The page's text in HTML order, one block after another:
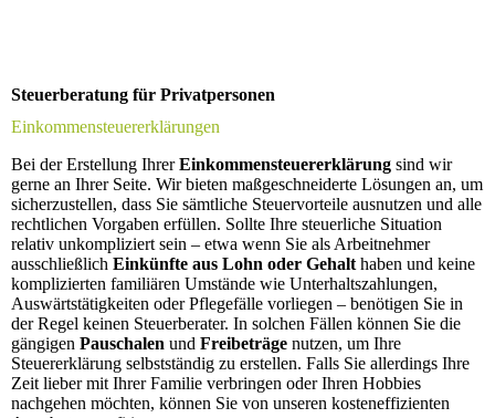
Steuerberatung für Privatpersonen
Einkommensteuererklärungen
Bei der Erstellung IhrerEinkommensteuererklärung sind wir
gerne an Ihrer Seite. Wir bieten maßgeschneiderte Lösungen an, um
sicherzustellen, dass Sie sämtliche Steuervorteile ausnutzen und alle
rechtlichen Vorgaben erfüllen. Sollte Ihre steuerliche Situation
relativ unkompliziert sein – etwa wenn Sie als Arbeitnehmer
ausschließlich Einkünfte aus Lohn oder Gehalt haben und keine
komplizierten familiären Umstände wie Unterhaltszahlungen,
Auswärtstätigkeiten oder Pflegefälle vorliegen – benötigen Sie in
der Regel keinen Steuerberater. In solchen Fällen können Sie die
gängigen Pauschalen und Freibeträge nutzen, um Ihre
Steuererklärung selbstständig zu erstellen. Falls Sie allerdings Ihre
Zeit lieber mit Ihrer Familie verbringen oder Ihren Hobbies
nachgehen möchten, können Sie von unseren kosteneffizienten